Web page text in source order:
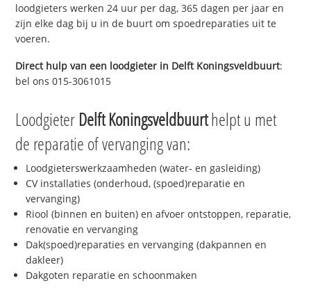
loodgieters werken 24 uur per dag, 365 dagen per jaar en
zijn elke dag bij u in de buurt om spoedreparaties uit te
voeren.
Direct hulp van een loodgieter in Delft Koningsveldbuurt:
bel ons 015-3061015
Loodgieter Delft Koningsveldbuurthelpt u met
de reparatie of vervanging van:
Loodgieterswerkzaamheden (water- en gasleiding)
CV installaties (onderhoud, (spoed)reparatie en
vervanging)
Riool (binnen en buiten) en afvoer ontstoppen, reparatie,
renovatie en vervanging
Dak(spoed)reparaties en vervanging (dakpannen en
dakleer)
Dakgoten reparatie en schoonmaken